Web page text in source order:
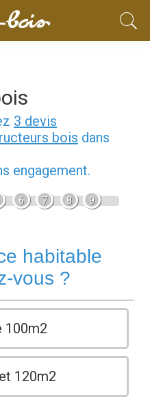
3 devis
bois dans
engagement.
6 7 8 9
habitable
vous ?
100m2
120m2